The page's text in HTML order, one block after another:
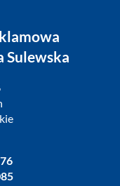
Sulewska